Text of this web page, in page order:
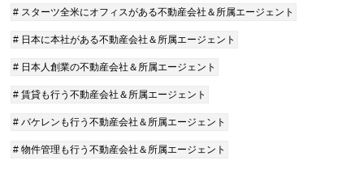
# スターツ全米にオフィスがある不動産会社＆所属エージェント
# 日本に本社がある不動産会社＆所属エージェント
# 日本人創業の不動産会社＆所属エージェント
# 賃貸も行う不動産会社＆所属エージェント
# バケレンも行う不動産会社＆所属エージェント
# 物件管理も行う不動産会社＆所属エージェント